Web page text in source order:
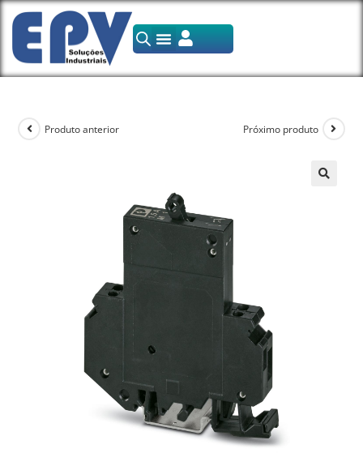
Produto anterior Próximo produto